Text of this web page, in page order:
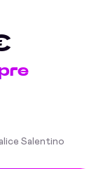
Salentino